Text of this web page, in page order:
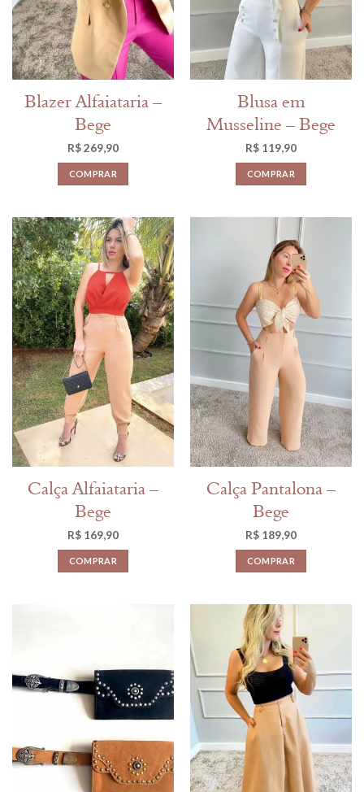
Blazer Alfaiataria –
Bege
R$269,90
COMPRAR
Blusa em
Musseline – Bege
R$ 119,90
COMPRAR
Calça Alfaiataria –
Bege
R$ 169,90
COMPRAR
Calça Pantalona –
Bege
R$ 189,90
COMPRAR